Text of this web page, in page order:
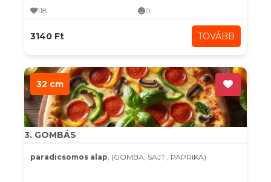
118 0
3140 Ft TOVÁBB
32 cm
3. GOMBÁS
paradicsomos alap, (GOMBA, SAJT , PAPRIKA)